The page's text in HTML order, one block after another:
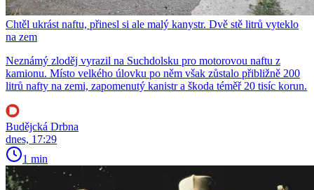
Chtěl ukrást naftu, přinesl si ale malý kanystr. Dvě stě litrů vyteklo
na zem
Neznámý zloděj vyrazil na Suchdolsku pro motorovou naftu z
kamionu. Místo velkého úlovku po něm však zůstalo přibližně 200
litrů nafty na zemi, zapomenutý kanistr a škoda téměř 20 tisíc korun.
Budějcká Drbna
dnes, 17:29
1 min